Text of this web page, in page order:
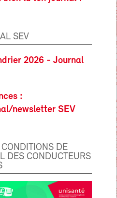
SEV
2026 - Journal
:
newsletter SEV
DE
DES CONDUCTEURS